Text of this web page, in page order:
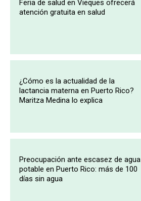
Feria de salud en Vieques ofrecerá
atención gratuita en salud
¿Cómo es la actualidad de la
lactancia materna en Puerto Rico?
Maritza Medina lo explica
Preocupación ante escasez de agua
potable en Puerto Rico: más de 100
días sin agua